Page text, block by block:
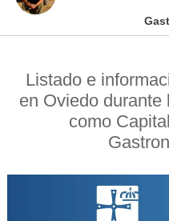
Listado e
en Oviedo
como